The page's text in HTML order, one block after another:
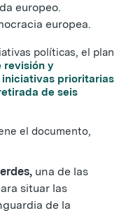
europeo.
europea.
políticas, el plan
revisión y
prioritarias
de seis
el documento,
una de las
situar las
de la